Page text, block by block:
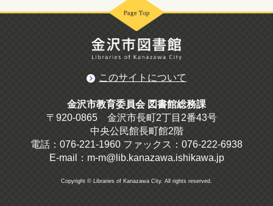
このサイトについて
金沢市教育委員会 図書館総務課
〒920-0865 金沢市長町2丁目2番43号
中央公民館長町館2階
電話：076-221-1960 ファックス：076-222-6938
E-mail：m-m@lib.kanazawa.ishikawa.jp
Copyright © Libraries of Kanazawa City. All rights reserved.